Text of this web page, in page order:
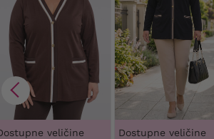
veličine Dostupne veličine